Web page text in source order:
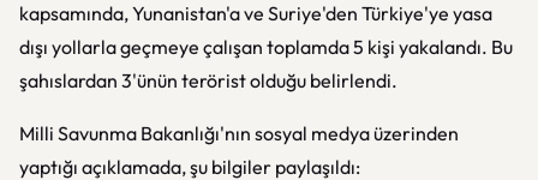
kapsamında, Yunanistan'a ve Suriye'den Türkiye'ye yasa
dışı yollarla geçmeye çalışan toplamda 5 kişi yakalandı. Bu
şahıslardan 3'ünün terörist olduğu belirlendi.
Milli Savunma Bakanlığı'nın sosyal medya üzerinden
yaptığı açıklamada, şu bilgiler paylaşıldı: